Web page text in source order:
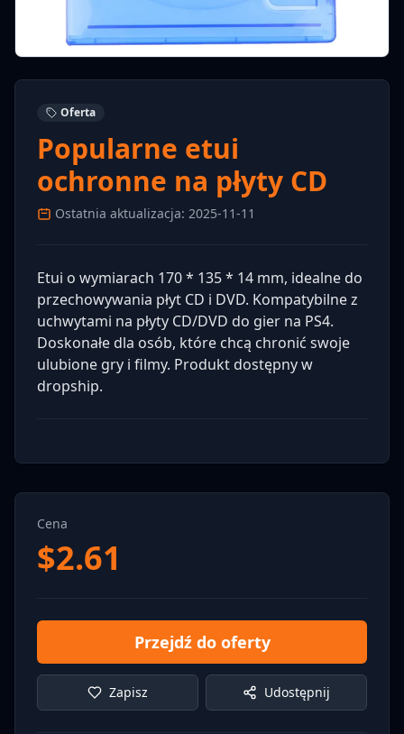
Oferta
Popularne etui
ochronne na płyty CD
Ostatnia aktualizacja: 2025-11-11
Etui o wymiarach 170 * 135 * 14 mm, idealne do
przechowywania płyt CD i DVD. Kompatybilne z
uchwytami na płyty CD/DVD do gier na PS4.
Doskonałe dla osób, które chcą chronić swoje
ulubione gry i filmy. Produkt dostępny w
dropship.
Cena
$2.61
Przejdź do oferty
Zapisz Udostępnij